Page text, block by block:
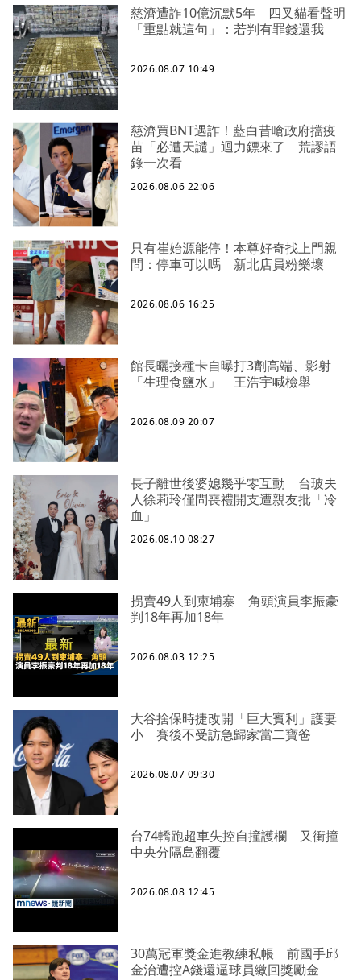
慈濟遭詐10億沉默5年 四叉貓看聲明
「重點就這句」：若判有罪錢還我
2026.08.07 10:49
慈濟買BNT遇詐！藍白昔嗆政府擋疫
苗「必遭天譴」迴力鏢來了 荒謬語
錄一次看
2026.08.06 22:06
只有崔始源能停！本尊好奇找上門親
問：停車可以嗎 新北店員粉樂壞
2026.08.06 16:25
館長曬接種卡自曝打3劑高端、影射
「生理食鹽水」 王浩宇喊檢舉
2026.08.09 20:07
長子離世後婆媳幾乎零互動 台玻夫
人徐莉玲僅問喪禮開支遭親友批「冷
血」
2026.08.10 08:27
拐賣49人到柬埔寨 角頭演員李振豪
判18年再加18年
2026.08.03 12:25
大谷捨保時捷改開「巨大賓利」護妻
小 賽後不受訪急歸家當二寶爸
2026.08.07 09:30
台74轎跑超車失控自撞護欄 又衝撞
中央分隔島翻覆
2026.08.08 12:45
30萬冠軍獎金進教練私帳 前國手邱
金治遭控A錢還逼球員繳回獎勵金